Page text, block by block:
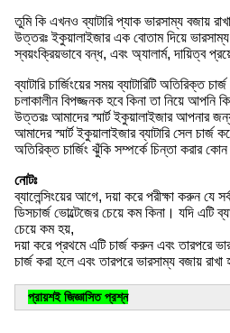
তুমি কি এখনও ব্যাটারি প্যাক ভারসাম্য বজায়
উত্তরঃ ইকুয়ালাইজার এক বোতাম দিয়ে
স্বয়ংক্রিয়ভাবে বন্ধ, এবং অ্যালার্ম, দায়িত্ব
ব্যাটারি চার্জিংয়ের সময় ব্যাটারিটি অতিরিক্ত
চলাকালীন বিপজ্জনক হবে কিনা তা নিয়ে আপনি
উত্তরঃ আমাদের স্মার্ট ইকুয়ালাইজার আপনার
আমাদের স্মার্ট ইকুয়ালাইজার ব্যাটারি সেল চার্জ
অতিরিক্ত চার্জিং ঝুঁকি সম্পর্কে চিন্তা করার
নোটঃ
ব্যালেন্সিংয়ের আগে, দয়া করে পরীক্ষা করুন যে
ডিসচার্জ ভোল্টেজের চেয়ে কম কিনা। যদি এটি
চেয়ে কম হয়,
দয়া করে প্রথমে এটি চার্জ করুন এবং তারপরে
চার্জ করা হলে এবং তারপরে ভারসাম্য বজায়
প্রায়শই জিজ্ঞাসিত প্রশ্ন